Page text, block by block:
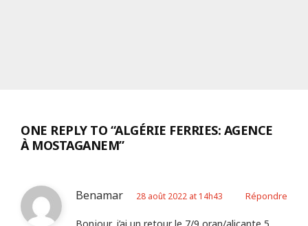
ONE REPLY TO “ALGÉRIE FERRIES: AGENCE
À MOSTAGANEM”
Benamar 28 août 2022 at 14h43 Répondre